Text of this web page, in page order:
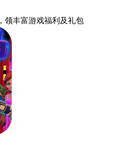
，领丰富游戏福利 及礼包